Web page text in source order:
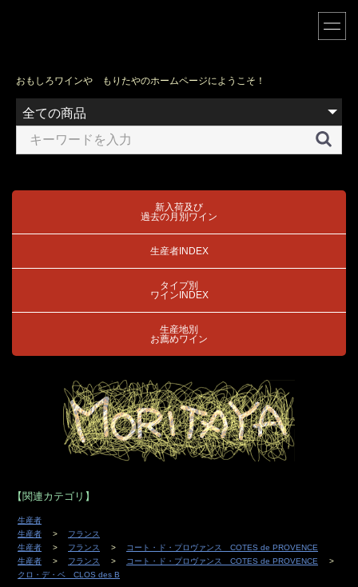
おもしろワインや もりたやのホームページにようこそ！
新入荷及び
過去の月別ワイン
生産者INDEX
タイプ別
ワインINDEX
生産地別
お薦めワイン
【関連カテゴリ】
生産者
生産者
フランス
生産者
フランス
コート・ド・プロヴァンス COTES de PROVENCE
生産者
フランス
コート・ド・プロヴァンス COTES de PROVENCE
クロ・デ・ベ CLOS des B